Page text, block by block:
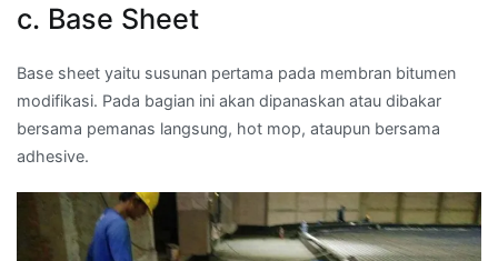
c. Base Sheet
Base sheet yaitu susunan pertama pada membran bitumen
modifikasi. Pada bagian ini akan dipanaskan atau dibakar
bersama pemanas langsung, hot mop, ataupun bersama
adhesive.